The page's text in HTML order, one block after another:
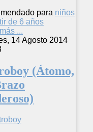
para niños
de 6 años
...
14 Agosto 2014
(Átomo,